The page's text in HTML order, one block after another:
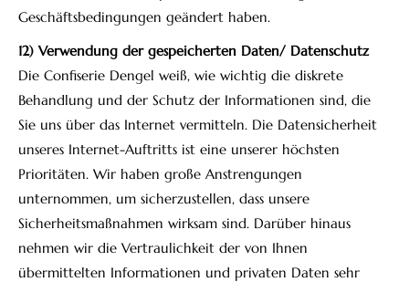
Geschäftsbedingungen geändert haben.
12) Verwendung der gespeicherten Daten/ Datenschutz
Die Confiserie Dengel weiß, wie wichtig die diskrete
Behandlung und der Schutz der Informationen sind, die
Sie uns über das Internet vermitteln. Die Datensicherheit
unseres Internet-Auftritts ist eine unserer höchsten
Prioritäten. Wir haben große Anstrengungen
unternommen, um sicherzustellen, dass unsere
Sicherheitsmaßnahmen wirksam sind. Darüber hinaus
nehmen wir die Vertraulichkeit der von Ihnen
übermittelten Informationen und privaten Daten sehr